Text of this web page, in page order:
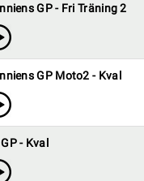
GP - Fri Träning 2
GP Moto2 - Kval
- Kval